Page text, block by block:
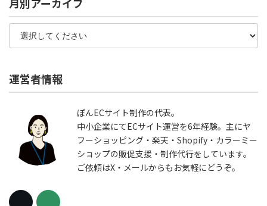
運営者情報
ぽんECサイト制作の代表。
中小企業にてECサイト運営を6年経験。主にヤ
フーショッピング・楽天・Shopify・カラーミー
ショップの販促支援・制作代行をしています。
ご依頼はX・メールからもお気軽にどうぞ。